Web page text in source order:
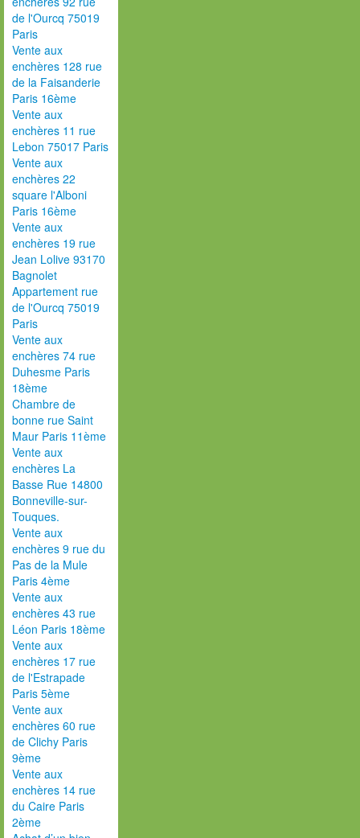
de l'Ourcq 75019
Paris
Vente aux
enchères 128 rue
de la Faisanderie
Paris 16ème
Vente aux
enchères 11 rue
Lebon 75017 Paris
Vente aux
enchères 22
square l'Alboni
Paris 16ème
Vente aux
enchères 19 rue
Jean Lolive 93170
Bagnolet
Appartement rue
de l'Ourcq 75019
Paris
Vente aux
enchères 74 rue
Duhesme Paris
18ème
Chambre de
bonne rue Saint
Maur Paris 11ème
Vente aux
enchères La
Basse Rue 14800
Bonneville-sur-
Touques.
Vente aux
enchères 9 rue du
Pas de la Mule
Paris 4ème
Vente aux
enchères 43 rue
Léon Paris 18ème
Vente aux
enchères 17 rue
de l'Estrapade
Paris 5ème
Vente aux
enchères 60 rue
de Clichy Paris
9ème
Vente aux
enchères 14 rue
du Caire Paris
2ème